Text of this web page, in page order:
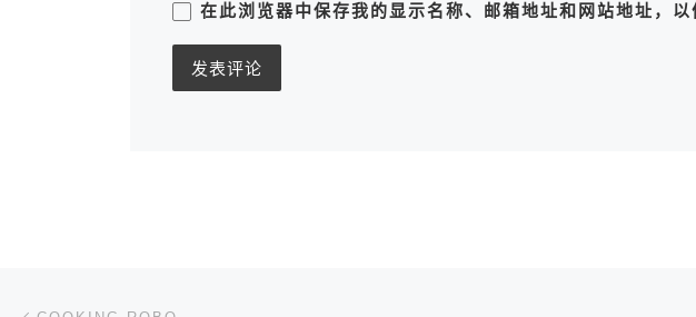
在此浏览器中保存我的显示名称、邮箱地址和网站地址，以
文章导航